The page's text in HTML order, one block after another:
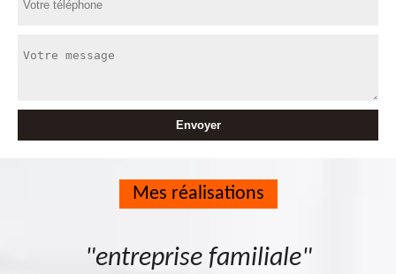
Mes réalisations
"entreprise familiale"